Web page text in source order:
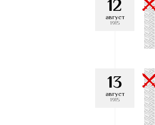
12
август
1915
13
август
1915